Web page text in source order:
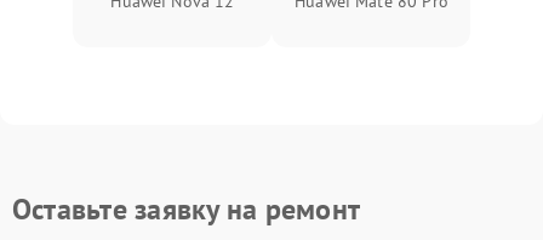
Оставьте заявку на ремонт